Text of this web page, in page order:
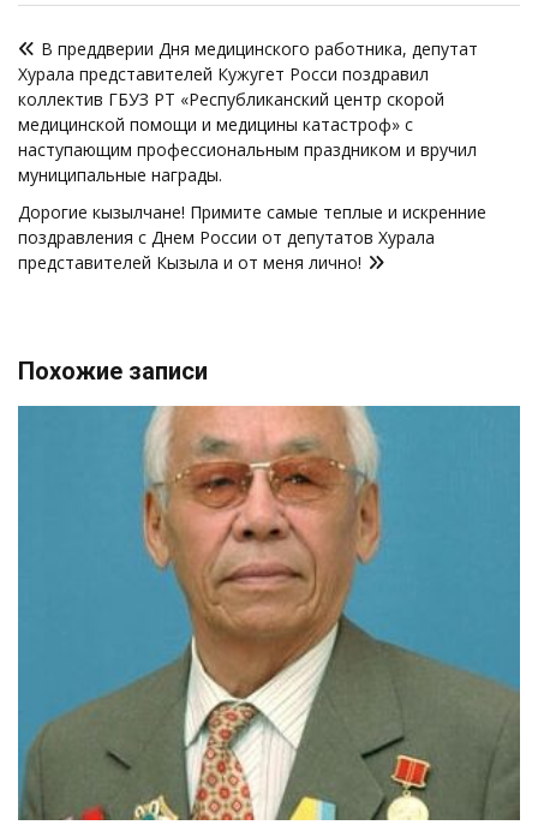
по
записям
В преддверии Дня медицинского работника, депутат
Хурала представителей Кужугет Росси поздравил
коллектив ГБУЗ РТ «Республиканский центр скорой
медицинской помощи и медицины катастроф» с
наступающим профессиональным праздником и вручил
муниципальные награды.
Дорогие кызылчане! Примите самые теплые и искренние
поздравления с Днем России от депутатов Хурала
представителей Кызыла и от меня лично!
Похожие записи